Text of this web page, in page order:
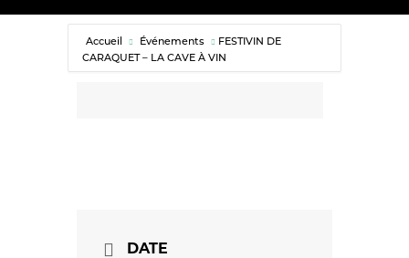
Accueil Événements
FESTIVIN DE
CARAQUET – LA CAVE À VIN
DATE